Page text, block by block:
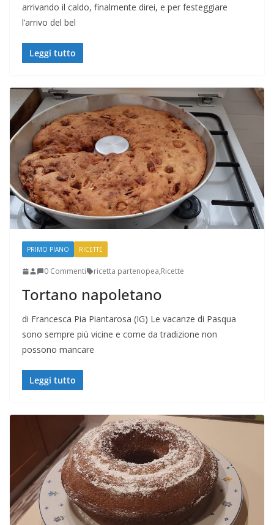
arrivando il caldo, finalmente direi, e per festeggiare
l’arrivo del bel
Leggi tutto
PRIMO PIANO RICETTE
0 Commenti ricetta partenopea,Ricette
Tortano napoletano
di Francesca Pia Piantarosa (IG) Le vacanze di Pasqua
sono sempre più vicine e come da tradizione non
possono mancare
Leggi tutto